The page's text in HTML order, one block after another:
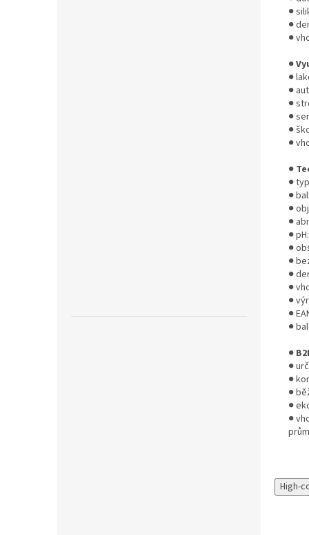
●
●
●
●
●
●
●
●
●
●
●
●
●
●
●
●
●
●
●
●
●
●
●
●
●
●
●
●
●
High-